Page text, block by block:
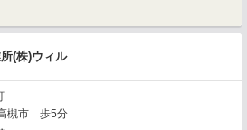
(株)ウィル
槻市 歩5分